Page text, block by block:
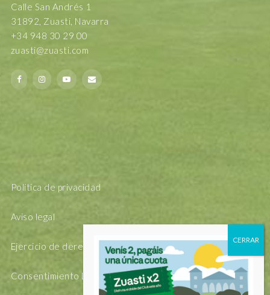
Calle San Andrés 1
31892, Zuasti, Navarra
+34 948 30 29 00
zuasti@zuasti.com
Política de privacidad
Aviso legal
Ejercicio de derechos Arsol
Consentimiento Legal